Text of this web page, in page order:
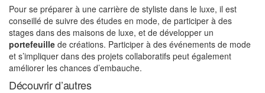
Pour se préparer à une carrière de styliste dans le luxe, il est
conseillé de suivre des études en mode, de participer à des
stages dans des maisons de luxe, et de développer un
portefeuille de créations. Participer à des événements de mode
et s’impliquer dans des projets collaboratifs peut également
améliorer les chances d’embauche.
Découvrir d’autres